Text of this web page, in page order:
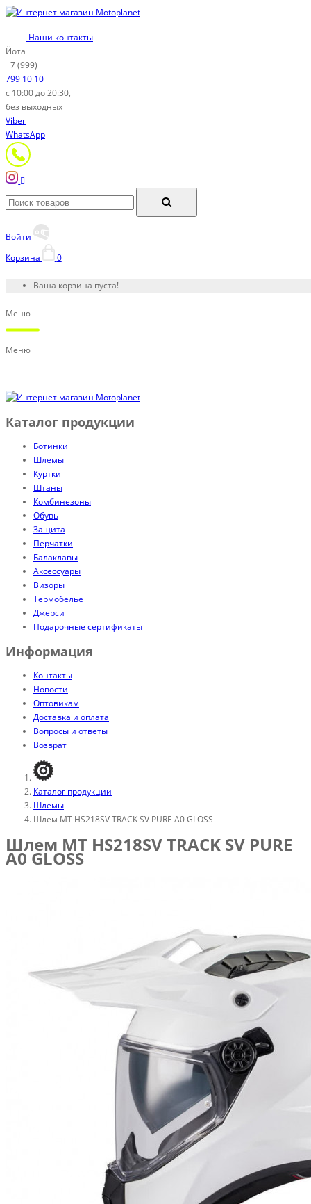
Наши контакты
Йота
+7 (999)
799 10 10
с 10:00 до 20:30,
без выходных
Viber
WhatsApp
Войти
Корзина
0
Ваша корзина пуста!
Меню
Меню
Каталог продукции
Ботинки
Шлемы
Куртки
Штаны
Комбинезоны
Обувь
Защита
Перчатки
Балаклавы
Аксессуары
Визоры
Термобелье
Джерси
Подарочные сертификаты
Информация
Контакты
Новости
Оптовикам
Доставка и оплата
Вопросы и ответы
Возврат
Каталог продукции
Шлемы
Шлем MT HS218SV TRACK SV PURE A0 GLOSS
Шлем MT HS218SV TRACK SV PURE
A0 GLOSS